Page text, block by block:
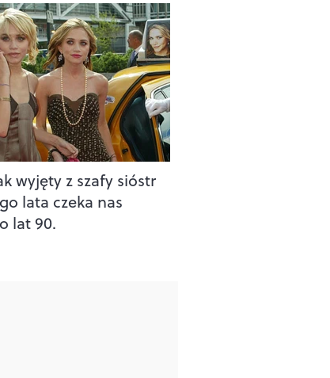
wyjęty z szafy sióstr
lata czeka nas
lat 90.